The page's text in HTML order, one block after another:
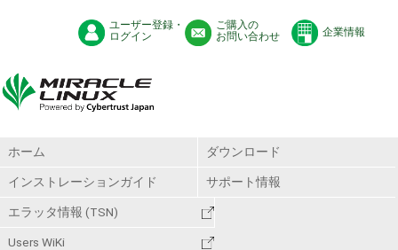
ユーザー登録・
ログイン
ご購入の
お問い合わせ
企業情報
ホーム ダウンロード
インストレーションガイド サポート情報
エラッタ情報 (TSN)
Users WiKi